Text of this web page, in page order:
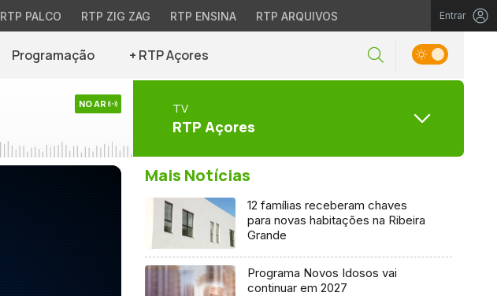
RTP PALCO RTP ZIG ZAG RTP ENSINA RTP ARQUIVOS Entrar
Programação + RTP Açores
NO AR TV
RTP Açores
Mais Notícias
12 famílias receberam chaves
para novas habitações na Ribeira
Grande
Programa Novos Idosos vai
continuar em 2027